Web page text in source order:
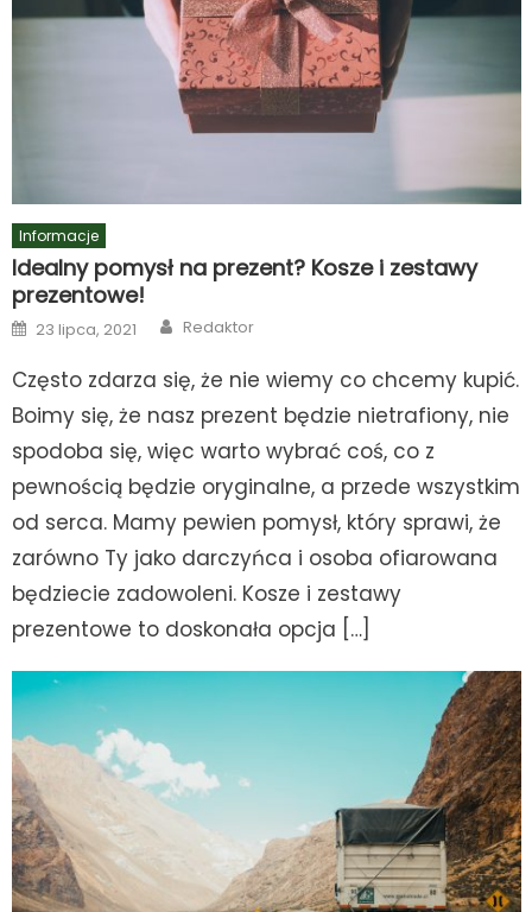
Informacje
Idealny pomysł na prezent? Kosze i zestawy
prezentowe!
Posted
on
23 lipca, 2021 Author
Redaktor
Często zdarza się, że nie wiemy co chcemy kupić.
Boimy się, że nasz prezent będzie nietrafiony, nie
spodoba się, więc warto wybrać coś, co z
pewnością będzie oryginalne, a przede wszystkim
od serca. Mamy pewien pomysł, który sprawi, że
zarówno Ty jako darczyńca i osoba ofiarowana
będziecie zadowoleni. Kosze i zestawy
prezentowe to doskonała opcja […]